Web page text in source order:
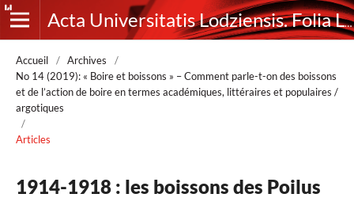
Acta Universitatis Lodziensis. Folia Litteraria Romanica
Accueil / Archives
/
No 14 (2019): « Boire et boissons » – Comment parle-t-on des boissons
et de l’action de boire en termes académiques, littéraires et populaires /
argotiques
/
Articles
1914-1918 : les boissons des Poilus